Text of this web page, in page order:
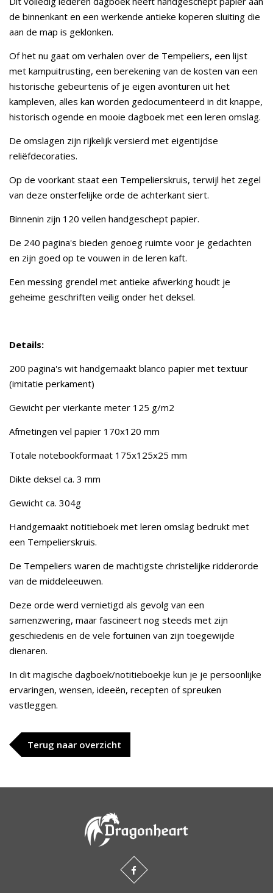
de binnenkant en een werkende antieke koperen sluiting die
aan de map is geklonken.
Of het nu gaat om verhalen over de Tempeliers, een lijst
met kampuitrusting, een berekening van de kosten van een
historische gebeurtenis of je eigen avonturen uit het
kampleven, alles kan worden gedocumenteerd in dit knappe,
historisch ogende en mooie dagboek met een leren omslag.
De omslagen zijn rijkelijk versierd met eigentijdse
reliëfdecoraties.
Op de voorkant staat een Tempelierskruis, terwijl het zegel
van deze onsterfelijke orde de achterkant siert.
Binnenin zijn 120 vellen handgeschept papier.
De 240 pagina's bieden genoeg ruimte voor je gedachten
en zijn goed op te vouwen in de leren kaft.
Een messing grendel met antieke afwerking houdt je
geheime geschriften veilig onder het deksel.
Details:
200 pagina's wit handgemaakt blanco papier met textuur
(imitatie perkament)
Gewicht per vierkante meter 125 g/m2
Afmetingen vel papier 170x120 mm
Totale notebookformaat 175x125x25 mm
Dikte deksel ca. 3 mm
Gewicht ca. 304g
Handgemaakt notitieboek met leren omslag bedrukt met
een Tempelierskruis.
De Tempeliers waren de machtigste christelijke ridderorde
van de middeleeuwen.
Deze orde werd vernietigd als gevolg van een
samenzwering, maar fascineert nog steeds met zijn
geschiedenis en de vele fortuinen van zijn toegewijde
dienaren.
In dit magische dagboek/notitieboekje kun je je persoonlijke
ervaringen, wensen, ideeën, recepten of spreuken
vastleggen.
Terug naar overzicht